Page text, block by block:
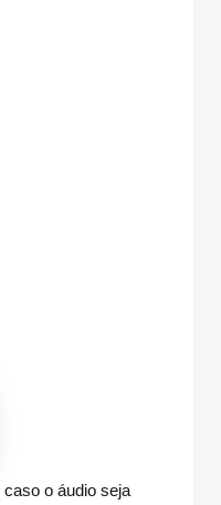
caso o áudio seja